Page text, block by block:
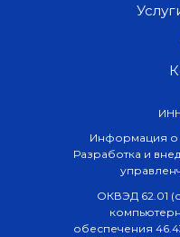
Информация о
Разработка и
ОКВЭД 62.01
обеспечения